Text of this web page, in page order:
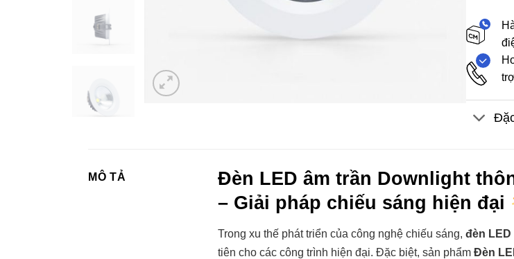
MÔ TẢ
Đèn LED âm trần Downlight
– Giải pháp chiếu sáng hiện đại
Trong xu thế phát triển của công nghệ chiếu sáng, đèn
tiên cho các công trình hiện đại. Đặc biệt, sản phẩm Đèn